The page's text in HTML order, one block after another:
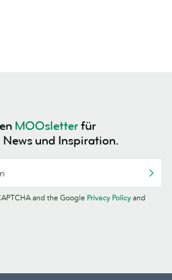
MOOsletterfür
und Inspiration.
and the Google Privacy Policy and